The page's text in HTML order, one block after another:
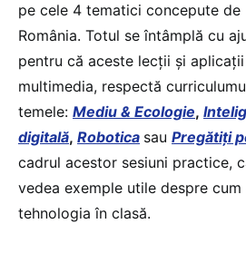
pe cele 4 tematici concepute de
România. Totul se întâmplă cu
pentru că aceste lecții și
multimedia, respectă
temele: Mediu & Ecologie,
digitală, Robotica sau Pregătiți
cadrul acestor sesiuni practice,
vedea exemple utile despre
tehnologia în clasă.